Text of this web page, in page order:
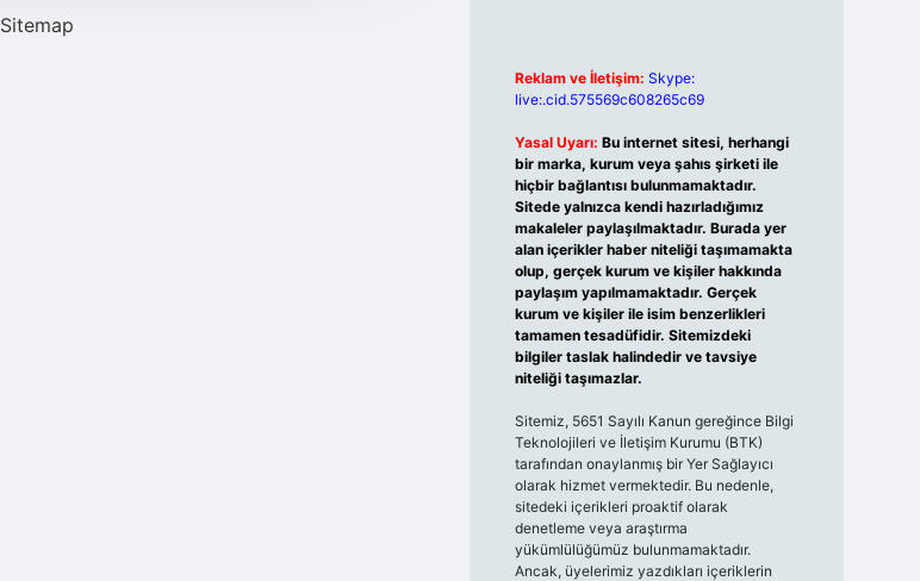
Sitemap
Reklam ve İletişim: Skype:
live:.cid.575569c608265c69
Yasal Uyarı: Bu internet sitesi, herhangi
bir marka, kurum veya şahıs şirketi ile
hiçbir bağlantısı bulunmamaktadır.
Sitede yalnızca kendi hazırladığımız
makaleler paylaşılmaktadır. Burada yer
alan içerikler haber niteliği taşımamakta
olup, gerçek kurum ve kişiler hakkında
paylaşım yapılmamaktadır. Gerçek
kurum ve kişiler ile isim benzerlikleri
tamamen tesadüfidir. Sitemizdeki
bilgiler taslak halindedir ve tavsiye
niteliği taşımazlar.
Sitemiz, 5651 Sayılı Kanun gereğince Bilgi
Teknolojileri ve İletişim Kurumu (BTK)
tarafından onaylanmış bir Yer Sağlayıcı
olarak hizmet vermektedir. Bu nedenle,
sitedeki içerikleri proaktif olarak
denetleme veya araştırma
yükümlülüğümüz bulunmamaktadır.
Ancak, üyelerimiz yazdıkları içeriklerin